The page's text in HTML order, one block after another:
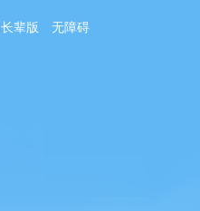
长辈版 无障碍